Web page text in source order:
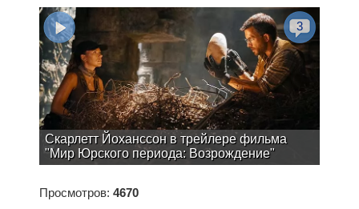
Скарлетт Йоханссон в трейлере фильма
"Мир Юрского периода: Возрождение"
3
Просмотров: 4670